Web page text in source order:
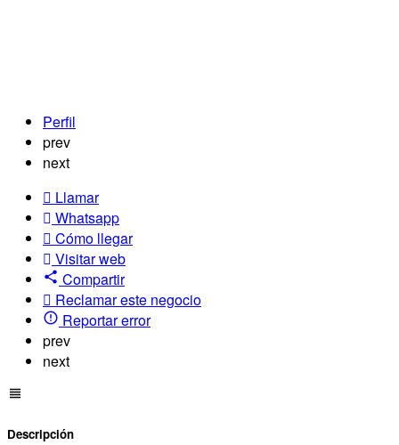
Perfil
prev
next
Llamar
Whatsapp
Cómo llegar
Visitar web
Compartir
Reclamar este negocio
Reportar error
prev
next
Descripción